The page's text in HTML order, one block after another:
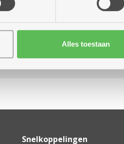
Alles toestaan
Snelkoppelingen